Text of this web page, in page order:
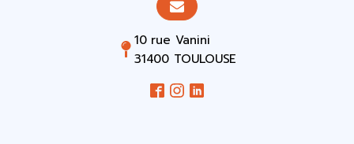
10 rue Vanini
31400 TOULOUSE